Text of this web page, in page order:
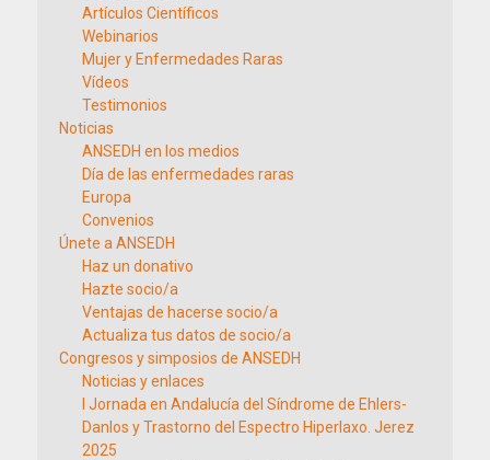
Artículos Científicos
Webinarios
Mujer y Enfermedades Raras
Vídeos
Testimonios
Noticias
ANSEDH en los medios
Día de las enfermedades raras
Europa
Convenios
Únete a ANSEDH
Haz un donativo
Hazte socio/a
Ventajas de hacerse socio/a
Actualiza tus datos de socio/a
Congresos y simposios de ANSEDH
Noticias y enlaces
I Jornada en Andalucía del Síndrome de Ehlers-
Danlos y Trastorno del Espectro Hiperlaxo. Jerez
2025